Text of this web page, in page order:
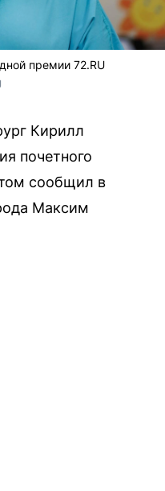
премии 72.RU
Кирилл
почетного
сообщил в
Максим